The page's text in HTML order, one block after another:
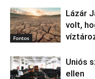
Fontos
Lázár
volt,
Uniós
ellen